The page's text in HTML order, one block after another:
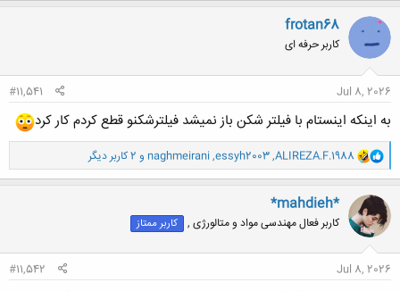
ک
ن
ش
ه
ا
frotan68
کاربر حرفه ای
Jul 8, 2026
#11,541
به اینکه اینستام با فیلتر شکن باز نمیشد فیلترشکنو قطع کردم کار کرد
و
ا
ک
ش
ه
:
ALIREZA.F.1988
,
essyh2003
,
naghmeirani و 2 کاربر دیگر
*mahdieh*
کاربر فعال مهندسی مواد و متالورژی , کاربر ممتاز
Jul 8, 2026
#11,542